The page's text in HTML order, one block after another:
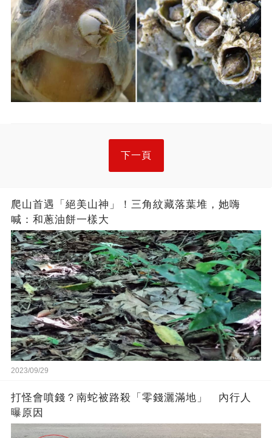
下一頁
爬山首遇「絕美山神」！三角紋藏落葉堆，她嗨
喊：和蔥油餅一樣大
2023/09/29
打怪會噴錢？南蛇被路殺「零錢灑滿地」 內行人
曝原因